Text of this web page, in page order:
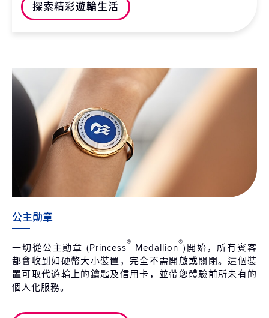
探索精彩遊輪生活
公主勛章
一切從公主勛章 (Princess® Medallion®)開始，所有賓客
都會收到如硬幣大小裝置，完全不需開啟或關閉。這個裝
置可取代遊輪上的鑰匙及信用卡，並帶您體驗前所未有的
個人化服務。